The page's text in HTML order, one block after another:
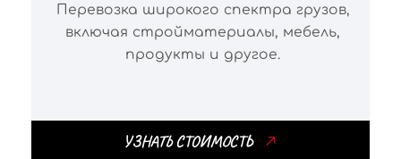
Перевозка широкого спектра грузов,
включая стройматериалы, мебель,
продукты и другое.
УЗНАТЬ СТОИМОСТЬ